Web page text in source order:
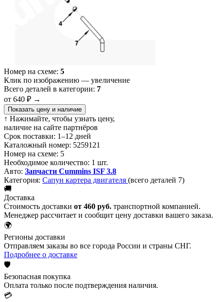
Номер на схеме: 5
Клик по изображению — увеличение
Всего деталей в категории: 7
от 640 ₽ →
Показать цену и наличие
↑ Нажимайте, чтобы узнать цену,
наличие на сайте партнёров
Срок поставки: 1–12 дней
Каталожный номер: 5259121
Номер на схеме: 5
Необходимое количество: 1 шт.
Авто: Запчасти Cummins ISF 3.8
Категория: Сапун картера двигателя (всего деталей 7)
🚚
Доставка
Стоимость доставки от 460 руб. транспортной компанией.
Менеджер рассчитает и сообщит цену доставки вашего заказа.
🌍
Регионы доставки
Отправляем заказы во все города России и страны СНГ.
Подробнее о доставке
🛡️
Безопасная покупка
Оплата только после подтверждения наличия.
💳